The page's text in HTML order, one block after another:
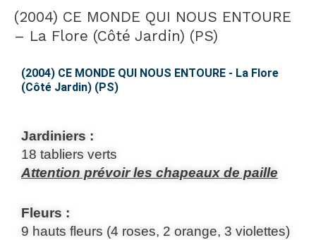
(2004) CE MONDE QUI NOUS ENTOURE
– La Flore (Côté Jardin) (PS)
(2004) CE MONDE QUI NOUS ENTOURE - La Flore
(Côté Jardin) (PS)
Jardiniers :
18 tabliers verts
Attention prévoir les chapeaux de paille
Fleurs :
9 hauts fleurs (4 roses, 2 orange, 3 violettes)
(2004)
CE
QUI
NOUS
La
Flore
(Côté
(PS)